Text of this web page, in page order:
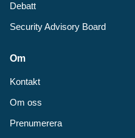
Debatt
Security Advisory Board
Om
Kontakt
Om oss
Prenumerera